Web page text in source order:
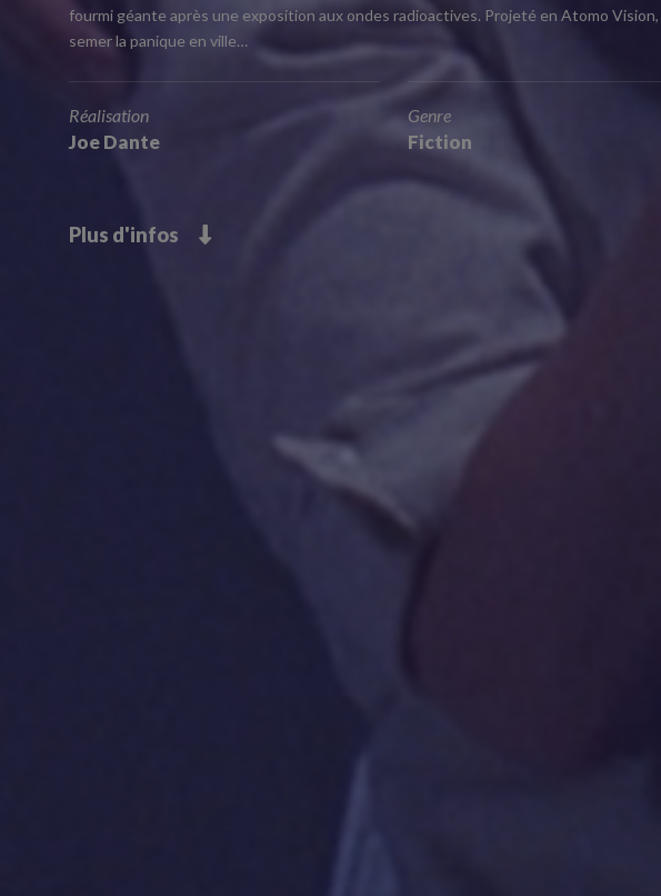
fourmi géante après une exposition aux ondes radioactives. Projeté en Atomo
semer la panique en ville…
Réalisation
Joe Dante
Genre
Fiction
Plus d'infos